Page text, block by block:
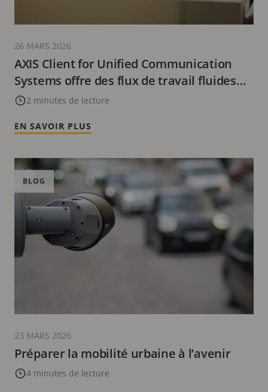
AXIS Client for Unified Communication
Systems offre des flux de travail fluides
basés sur le cloud et une configuration
2 minutes de lecture
26 MARS 2026
EN SAVOIR PLUS
Préparer la mobilité urbaine à l’avenir
4 minutes de lecture
BLOG
23 MARS 2026